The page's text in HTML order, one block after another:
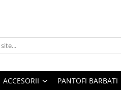
ACCESORII PANTOFI BARBATI